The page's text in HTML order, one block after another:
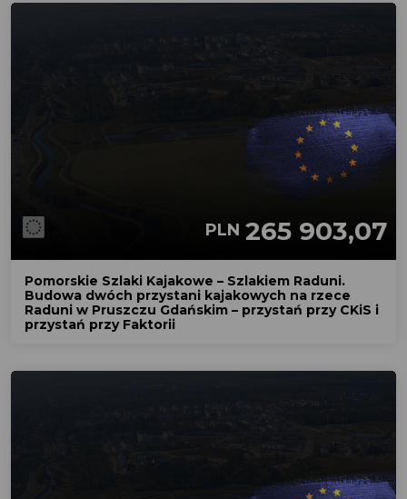
PLN 265 903,07
Pomorskie Szlaki Kajakowe – Szlakiem Raduni.
Budowa dwóch przystani kajakowych na rzece
Raduni w Pruszczu Gdańskim – przystań przy CKiS i
przystań przy Faktorii